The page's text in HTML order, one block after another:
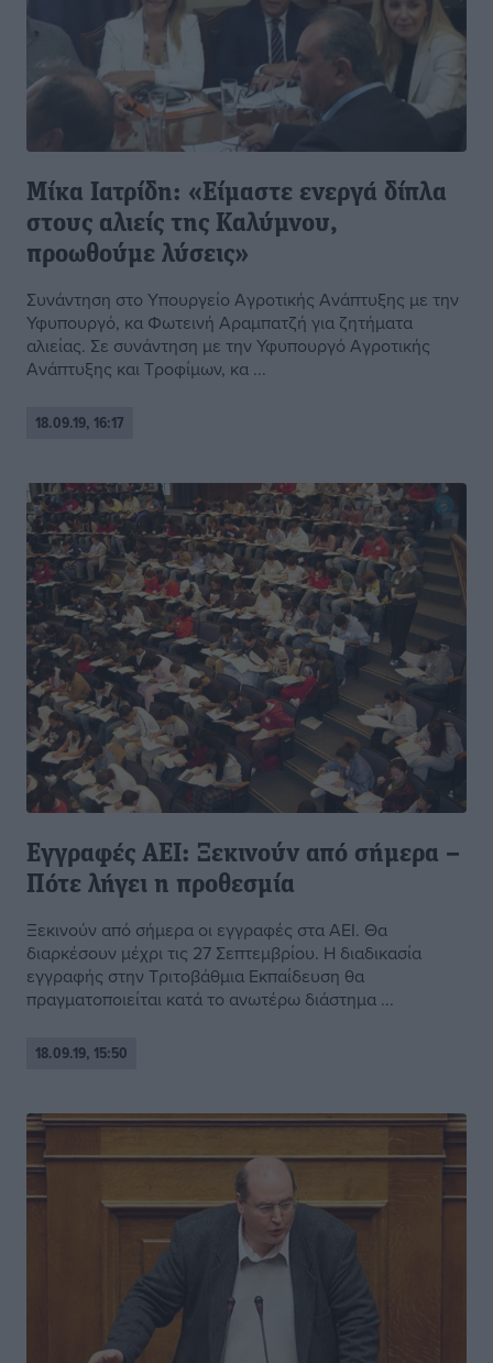
Μίκα Ιατρίδη: «Είμαστε ενεργά δίπλα
στους αλιείς της Καλύμνου,
προωθούμε λύσεις»
Συνάντηση στο Υπουργείο Αγροτικής Ανάπτυξης με την
Υφυπουργό, κα Φωτεινή Αραμπατζή για ζητήματα
αλιείας. Σε συνάντηση με την Υφυπουργό Αγροτικής
Ανάπτυξης και Τροφίμων, κα ...
18.09.19, 16:17
Εγγραφές ΑΕΙ: Ξεκινούν από σήμερα –
Πότε λήγει η προθεσμία
Ξεκινούν από σήμερα οι εγγραφές στα ΑΕΙ. Θα
διαρκέσουν μέχρι τις 27 Σεπτεμβρίου. Η διαδικασία
εγγραφής στην Τριτοβάθμια Εκπαίδευση θα
πραγματοποιείται κατά το ανωτέρω διάστημα ...
18.09.19, 15:50